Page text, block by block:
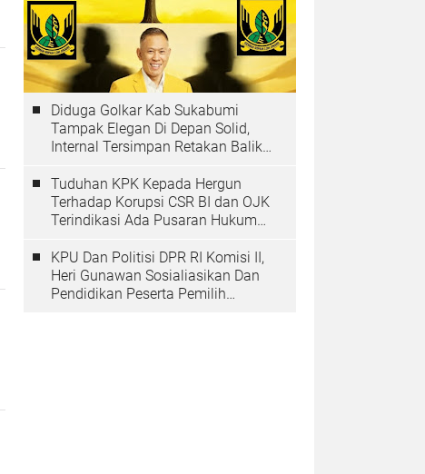
Diduga Golkar Kab Sukabumi
Tampak Elegan Di Depan Solid,
Internal Tersimpan Retakan Balik
Tuduhan KPK Kepada Hergun
Terhadap Korupsi CSR BI dan OJK
Terindikasi Ada Pusaran Hukum
KPU Dan Politisi DPR RI Komisi II,
Heri Gunawan Sosialiasikan Dan
Pendidikan Peserta Pemilih